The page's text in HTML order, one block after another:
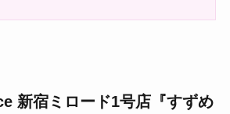
新宿ミロード1号店『すずめ